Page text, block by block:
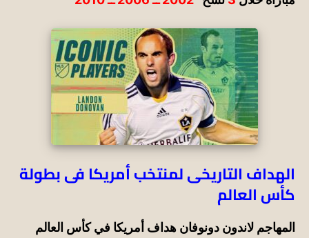
الهداف التاريخى لمنتخب أمريكا فى بطولة
كأس العالم
المهاجم لاندون دونوفان هداف أمريكا في كأس العالم